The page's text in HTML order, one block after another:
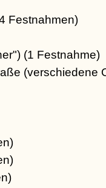
Festnahmen)
(1 Festnahme)
(verschiedene